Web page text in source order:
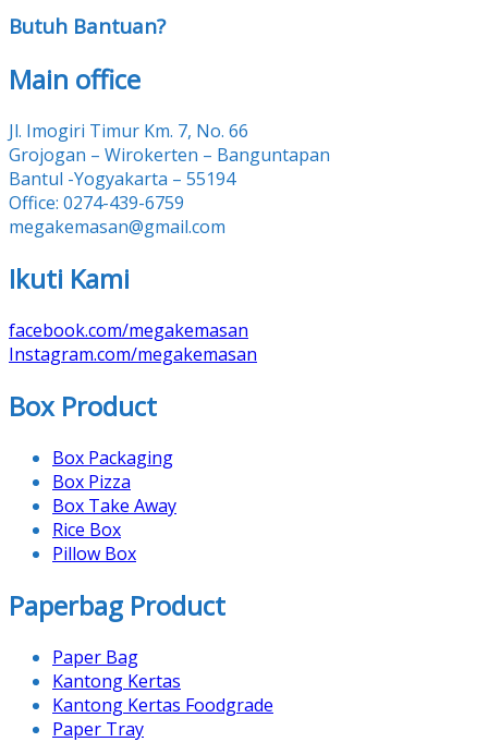
Butuh Bantuan?
Main office
Jl. Imogiri Timur Km. 7, No. 66
Grojogan – Wirokerten – Banguntapan
Bantul -Yogyakarta – 55194
Office: 0274-439-6759
megakemasan@gmail.com
Ikuti Kami
facebook.com/megakemasan
Instagram.com/megakemasan
Box Product
Box Packaging
Box Pizza
Box Take Away
Rice Box
Pillow Box
Paperbag Product
Paper Bag
Kantong Kertas
Kantong Kertas Foodgrade
Paper Tray